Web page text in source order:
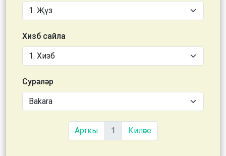
Хизб сайла
Сурәләр
Арткы 1 Киләсе